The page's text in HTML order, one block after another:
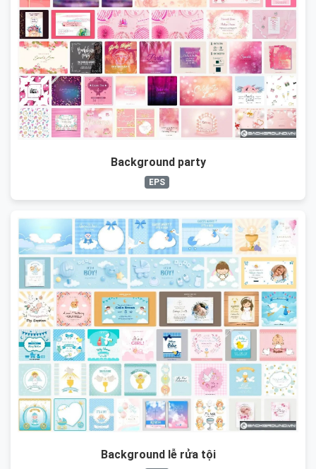
Background party
EPS
Background lễ rửa tội